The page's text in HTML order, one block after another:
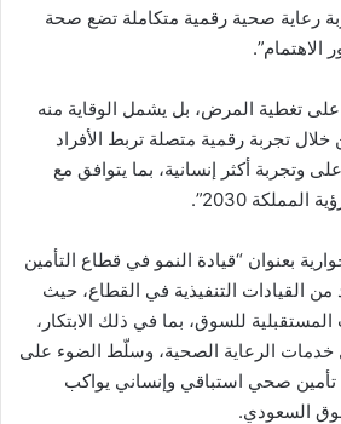
رعاية صحية رقمية متكاملة تضع صحة
الاهتمام”.
تغطية المرض، بل يشمل الوقاية منه
تجربة رقمية متصلة تربط الأفراد
وتجربة أكثر إنسانية، بما يتوافق مع
2030”.
بعنوان “قيادة النمو في قطاع التأمين
القيادات التنفيذية في القطاع، حيث
للسوق، بما في ذلك الابتكار،
خدمات الرعاية الصحية، وسلّط الضوء على
تأمين صحي استباقي وإنساني يواكب
السعودي.